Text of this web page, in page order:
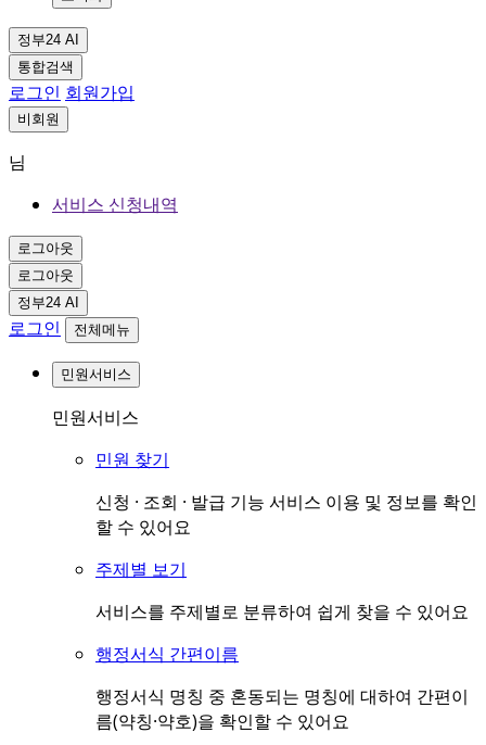
정부24 AI
통합검색
로그인 회원가입
비회원
님
서비스 신청내역
로그아웃
로그아웃
정부24 AI
로그인 전체메뉴
민원서비스
민원서비스
민원 찾기
신청 · 조회 · 발급 기능 서비스 이용 및 정보를 확인
할 수 있어요
주제별 보기
서비스를 주제별로 분류하여 쉽게 찾을 수 있어요
행정서식 간편이름
행정서식 명칭 중 혼동되는 명칭에 대하여 간편이
름(약칭·약호)을 확인할 수 있어요